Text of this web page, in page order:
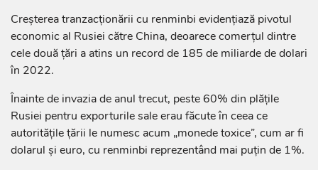
Creșterea tranzacționării cu renminbi evidențiază pivotul
economic al Rusiei către China, deoarece comerțul dintre
cele două țări a atins un record de 185 de miliarde de dolari
în 2022.
Înainte de invazia de anul trecut, peste 60% din plățile
Rusiei pentru exporturile sale erau făcute în ceea ce
autoritățile țării le numesc acum „monede toxice”, cum ar fi
dolarul și euro, cu renminbi reprezentând mai puțin de 1%.